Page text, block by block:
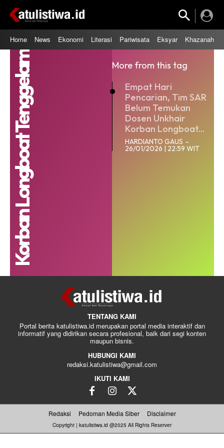
Home News Ekonomi Literasi Pariwisata Eksyar Khazanah
Korban Longboat Tenggelam
More from this tag
Empat Hari
Pencarian, Tim SAR
Belum Temukan
Dosen Unkhair
Korban Longboat...
HARDIANTO GAUS -
26/01/2026 | 22:59 WIT
TENTANG KAMI
Portal berita katulistiwa.id merupakan portal media interaktif dan
informatif yang didirikan secara profesional, baik dari segi konten
maupun bisnis.
HUBUNGI KAMI
redaksi.katulistiwa@gmail.com
IKUTI KAMI
Redaksi Pedoman Media Siber Disclaimer
Copyright | katulistiwa.id @2025 All Rights Reserver